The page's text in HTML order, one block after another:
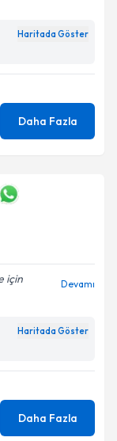
belirtilen
Haritada Göster
Daha Fazla
için
Devamı
Haritada Göster
Daha Fazla